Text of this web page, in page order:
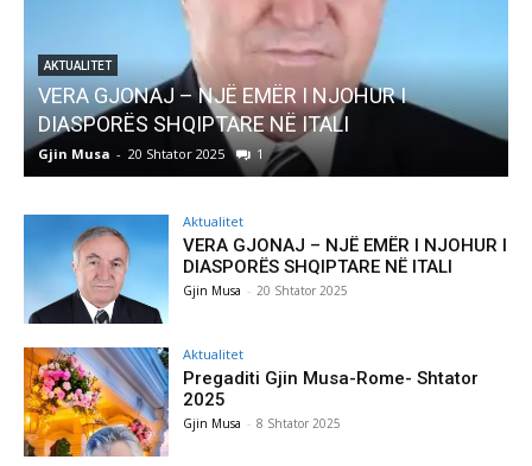
AKTUALITET
Pregaditi Gjin Musa-Rome- Shtator 2025
Gjin Musa - 8 Shtator 2025
Aktualitet
VERA GJONAJ – NJË EMËR I NJOHUR I
DIASPORËS SHQIPTARE NË ITALI
Gjin Musa - 20 Shtator 2025
Aktualitet
Pregaditi Gjin Musa-Rome- Shtator
2025
Gjin Musa - 8 Shtator 2025